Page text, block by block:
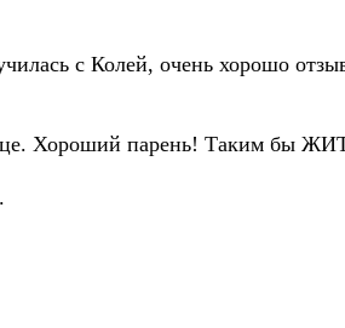
с Колей, очень хорошо
Хороший парень! Таким бы